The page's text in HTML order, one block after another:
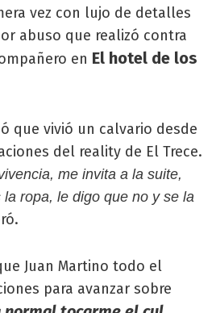
vez con lujo de detalles
abuso que realizó contra
en El hotel de los
que vivió un calvario desde
del reality de El Trece.
me invita a la suite,
ropa, le digo que no y se la
Juan Martino todo el
para avanzar sobre